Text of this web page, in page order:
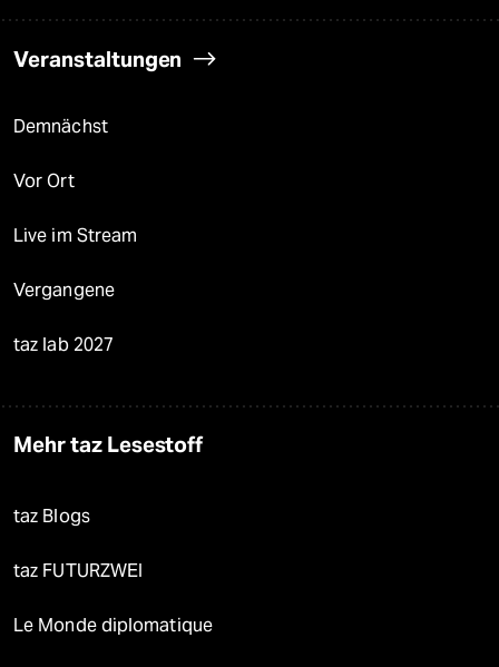
Veranstaltungen
Demnächst
Vor Ort
Live im Stream
Vergangene
taz lab 2027
Mehr taz Lesestoff
taz Blogs
taz FUTURZWEI
Le Monde diplomatique